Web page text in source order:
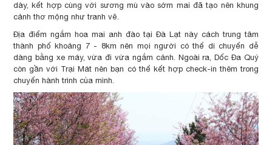
dày, kết hợp cùng với sương mù vào sớm mai đã tạo nên khung
cảnh thơ mộng như tranh vẽ.
Địa điểm ngắm hoa mai anh đào tại Đà Lạt này cách trung tâm
thành phố khoảng 7 - 8km nên mọi người có thể di chuyển dễ
dàng bằng xe máy, vừa đi vừa ngắm cảnh. Ngoài ra, Dốc Đa Quý
còn gần với Trại Mát nên bạn có thể kết hợp check-in thêm trong
chuyến hành trình của mình.